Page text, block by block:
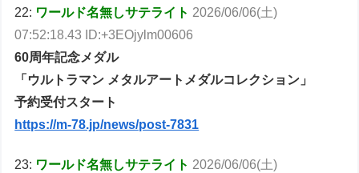
22: ワールド名無しサテライト 2026/06/06(土)
07:52:18.43 ID:+3EOjylm00606
60周年記念メダル
「ウルトラマン メタルアートメダルコレクション」
予約受付スタート
https://m-78.jp/news/post-7831
23: ワールド名無しサテライト 2026/06/06(土)